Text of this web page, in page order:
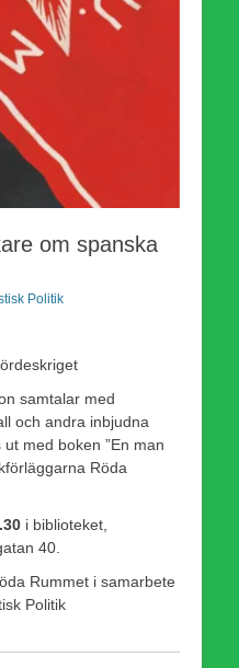
om spanska
Politik
samtalar med
och andra inbjudna
med boken ”En man
Röda
i biblioteket,
40.
Rummet i samarbete
Politik